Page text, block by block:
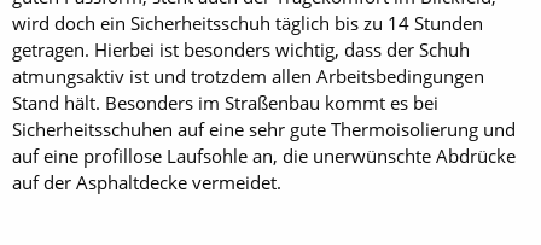
wird doch ein Sicherheitsschuh täglich bis zu 14 Stunden
getragen. Hierbei ist besonders wichtig, dass der Schuh
atmungsaktiv ist und trotzdem allen Arbeitsbedingungen
Stand hält. Besonders im Straßenbau kommt es bei
Sicherheitsschuhen auf eine sehr gute Thermoisolierung und
auf eine profillose Laufsohle an, die unerwünschte Abdrücke
auf der Asphaltdecke vermeidet.